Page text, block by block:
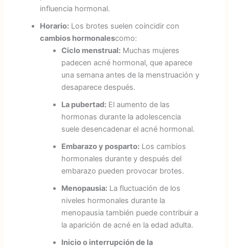
influencia hormonal.
Horario:Los brotes suelen coincidir con
cambios hormonalescomo:
Ciclo menstrual:Muchas mujeres
padecen acné hormonal, que aparece
una semana antes de la menstruación y
desaparece después.
La pubertad:El aumento de las
hormonas durante la adolescencia
suele desencadenar el acné hormonal.
Embarazo y posparto:Los cambios
hormonales durante y después del
embarazo pueden provocar brotes.
Menopausia:La fluctuación de los
niveles hormonales durante la
menopausia también puede contribuir a
la aparición de acné en la edad adulta.
Inicio o interrupción de la